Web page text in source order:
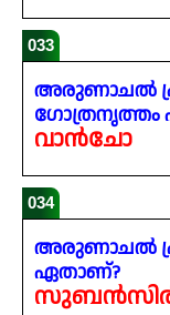
033
അരുണാചൽ
ഗോത്രനൃത്തം
വാൻചോ
034
അരുണാചൽ
ഏതാണ്?